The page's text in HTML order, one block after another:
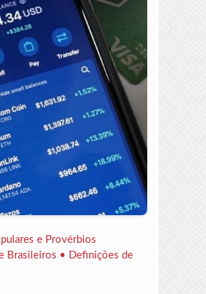
e Provérbios
Brasileiros • Definições de